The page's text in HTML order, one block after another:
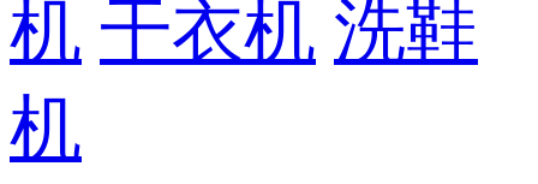
机 干衣机 洗鞋
机